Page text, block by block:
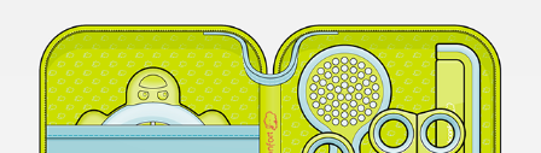
Bébé Confort - Look at me